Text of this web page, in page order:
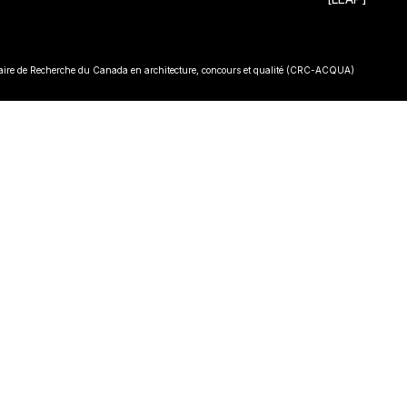
de Recherche du Canada en architecture, concours et qualité (CRC-ACQUA)